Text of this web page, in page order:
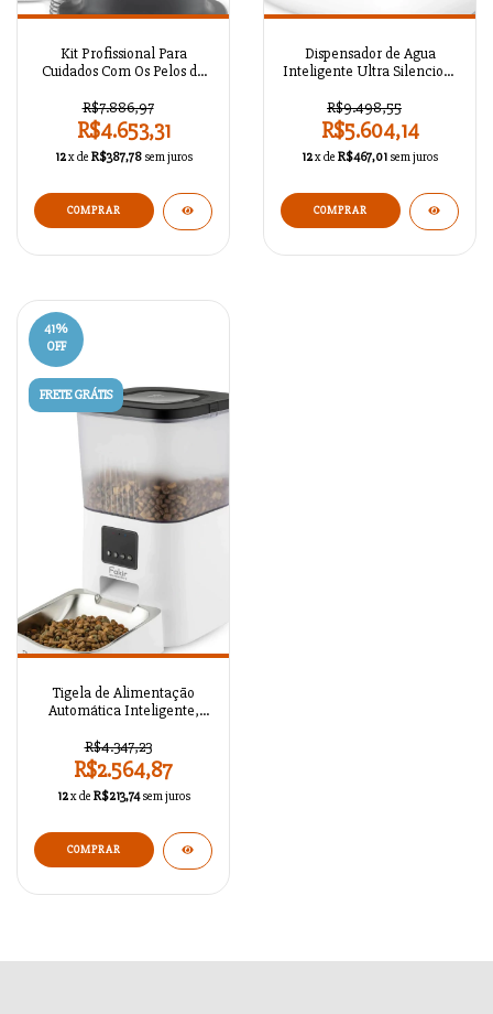
Kit Profissional Para
Cuidados Com Os Pelos de
Vácuo e Coletor de Pelos
R$7.886,97
R$4.653,31
12x de R$387,78 sem juros
Dispensador de Agua
Inteligente Ultra Silencioso
R$9.498,55
R$5.604,14
12x de R$467,01 sem juros
41%
OFF
FRETE GRÁTIS
Tigela de Alimentação
Automática Inteligente,
Aplicativo Móvel
R$4.347,23
R$2.564,87
12x de R$213,74 sem juros